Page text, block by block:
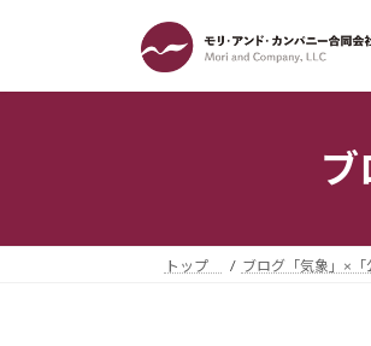
ッ
移
トップ ブログ「気象」×